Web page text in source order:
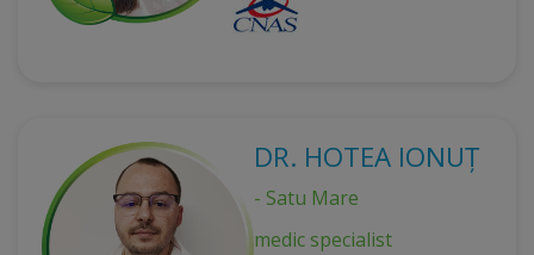
DR. HOTEA IONUȚ
- Satu Mare
medic specialist